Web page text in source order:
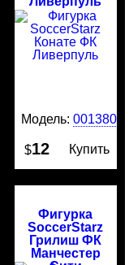
Модель: 0013805
$12 Купить
Фигурка
SoccerStarz
Грилиш ФК
Манчестер